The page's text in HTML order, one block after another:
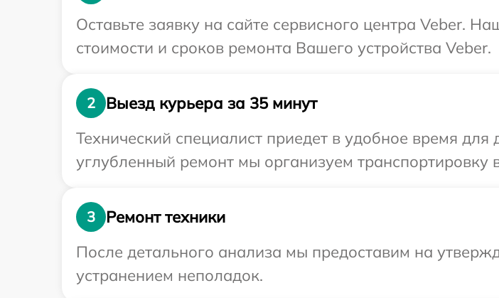
Оставьте заявку на сайте сервисного центра Veber.
стоимости и сроков ремонта Вашего устройства Veber.
2
Выезд курьера за 35 минут
Технический специалист приедет в удобное время для
углубленный ремонт мы организуем транспортировку
3
Ремонт техники
После детального анализа мы предоставим на
устранением неполадок.